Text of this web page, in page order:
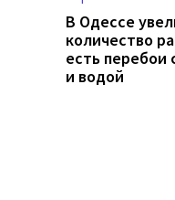
В Одессе
количество
есть перебои
и водой